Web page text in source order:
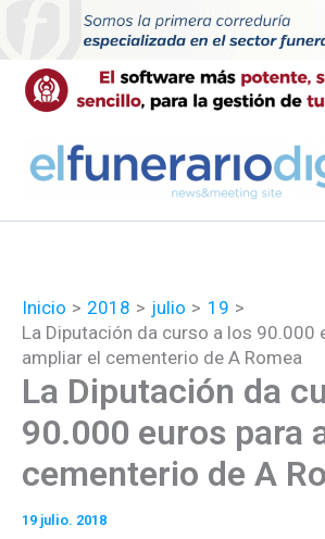
contenido
Inicio 2018 julio
19
La Diputación da curso a los 90.000
ampliar el cementerio de A Romea
La Diputación da
90.000 euros para
cementerio de A
19 julio. 2018